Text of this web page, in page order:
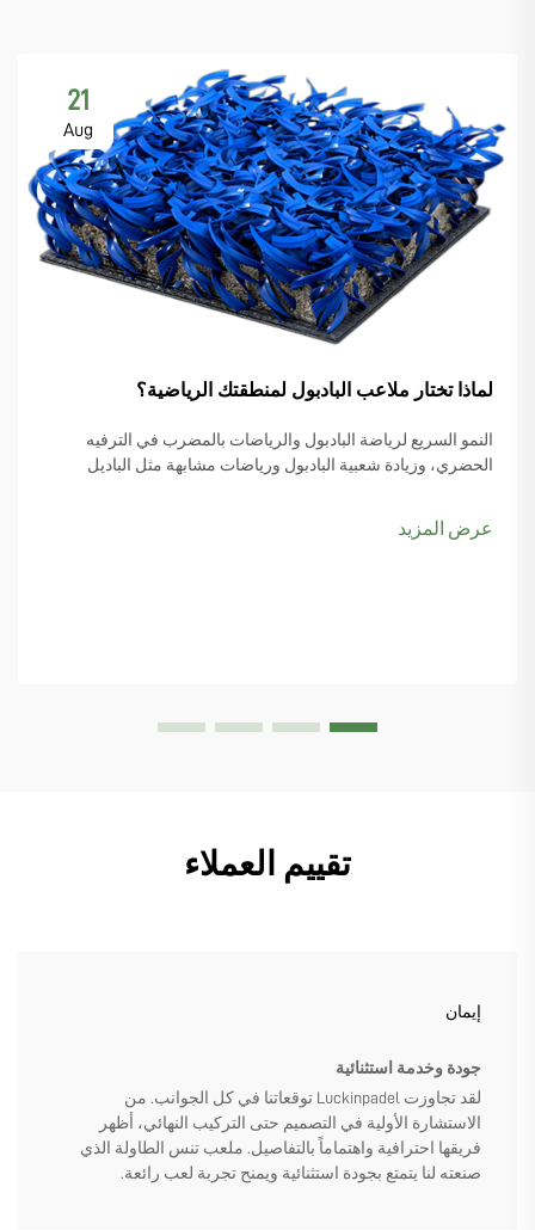
21
Aug
لماذا تختار ملاعب البادبول لمنطقتك الرياضية؟
النمو السريع لرياضة البادبول والرياضات بالمضرب في الترفيه
الحضري، وزيادة شعبية البادبول ورياضات مشابهة مثل الباديل
عرض المزيد
تقييم العملاء
إيمان
جودة وخدمة استثنائية
لقد تجاوزت Luckinpadel توقعاتنا في كل الجوانب. من
الاستشارة الأولية في التصميم حتى التركيب النهائي، أظهر
فريقها احترافية واهتماماً بالتفاصيل. ملعب تنس الطاولة الذي
صنعته لنا يتمتع بجودة استثنائية ويمنح تجربة لعب رائعة.